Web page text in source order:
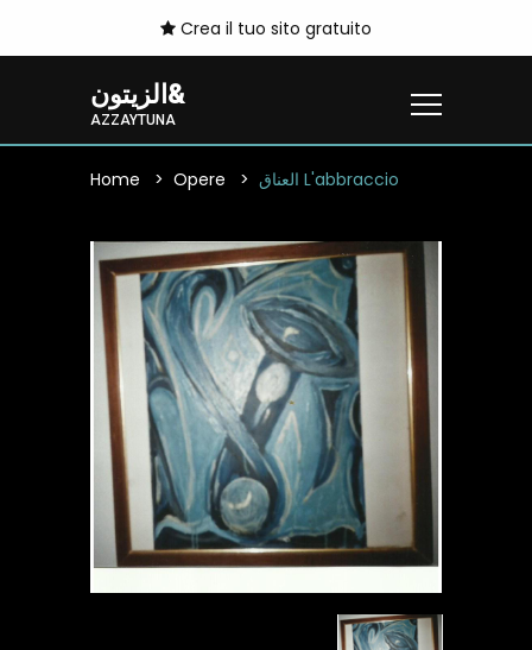
Crea il tuo sito gratuito
الزيتون&
AZZAYTUNA
Home Opere العناق L'abbraccio